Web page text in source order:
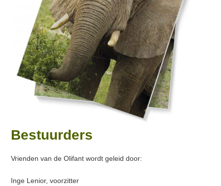
Bestuurders
Vrienden van de Olifant wordt geleid door:
Inge Lenior, voorzitter